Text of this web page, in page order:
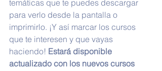
temáticas que te puedes descargar
para verlo desde la pantalla o
imprimirlo. ¡Y así marcar los cursos
que te interesen y que vayas
haciendo! Estará disponible
actualizado con los nuevos cursos